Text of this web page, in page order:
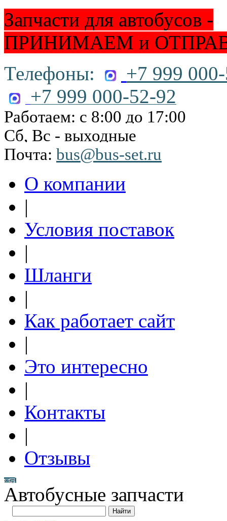
Запчасти для автобусов -
ПРИНИМАЕМ и
Телефоны:
+7 999
+7 999 000-52-92
Работаем: с 8:00 до 17:00
Сб, Вс - выходные
Почта: bus@bus-set.ru
О компании
|
Условия поставок
|
Шланги
|
Как работает сайт
|
Это интересно
|
Контакты
|
Отзывы
Автобусные запчасти